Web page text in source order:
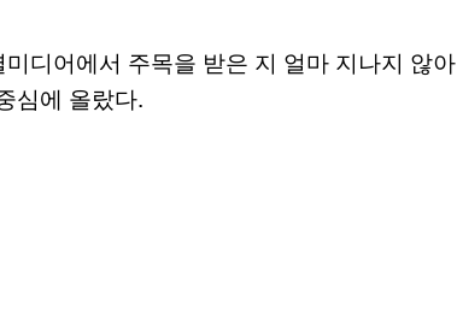
디어에서 주목을 받은 지 얼마 지나지 않아
심에 올랐다.